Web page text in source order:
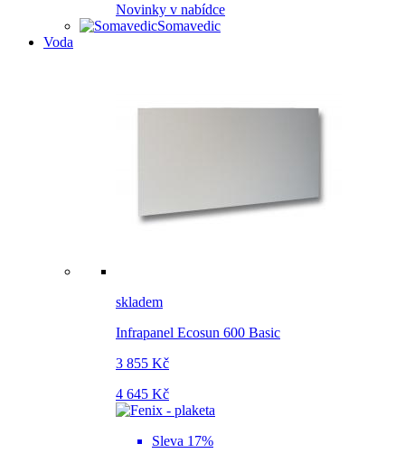
Novinky v nabídce
Somavedic
Voda
skladem
Infrapanel Ecosun 600 Basic
3 855 Kč
4 645 Kč
Sleva 17%